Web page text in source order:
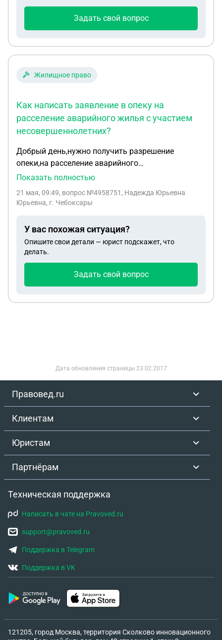
Задать свой вопрос
Жилищное право
Как написать заявление в опеку на
расселение аварийного жилья с участием
несовершеннолетних?
Добрый день,нужно получить разрешение
опеки,на расселение аварийного
дома,государство выкупает и переводит деньги
написать заявление,в опеке сказали самим
Показать полностью
21 мая, 09:49, вопрос №4958751, Надежда Юрьевна
Юрьевна, г. Чебоксары
У вас похожая ситуация?
Опишите свои детали — юрист подскажет, что
делать.
Задать свой вопрос
Дата обновления страницы 23.02.2017
Правовед.ru
Клиентам
Юристам
Партнёрам
Техническая поддержка
Написать в чате на Pravoved.ru
support@pravoved.ru
Поддержка в Telegram
Поддержка в VK
121205, город Москва, территория Сколково инновационного